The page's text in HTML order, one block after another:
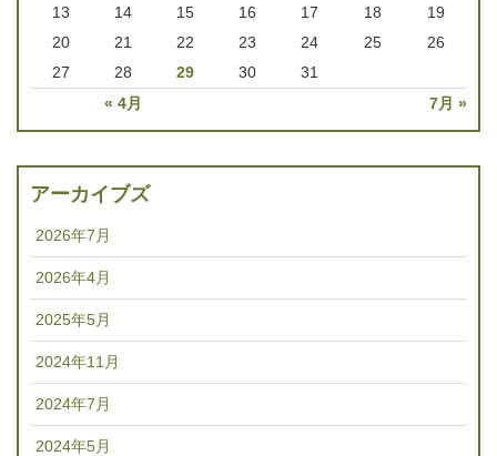
« 4月 7月 »
13
14 15 16 17 18
19
20
21 22 23 24 25
26
27
28 29 30 31
アーカイブズ
2026年7月
2026年4月
2025年5月
2024年11月
2024年7月
2024年5月